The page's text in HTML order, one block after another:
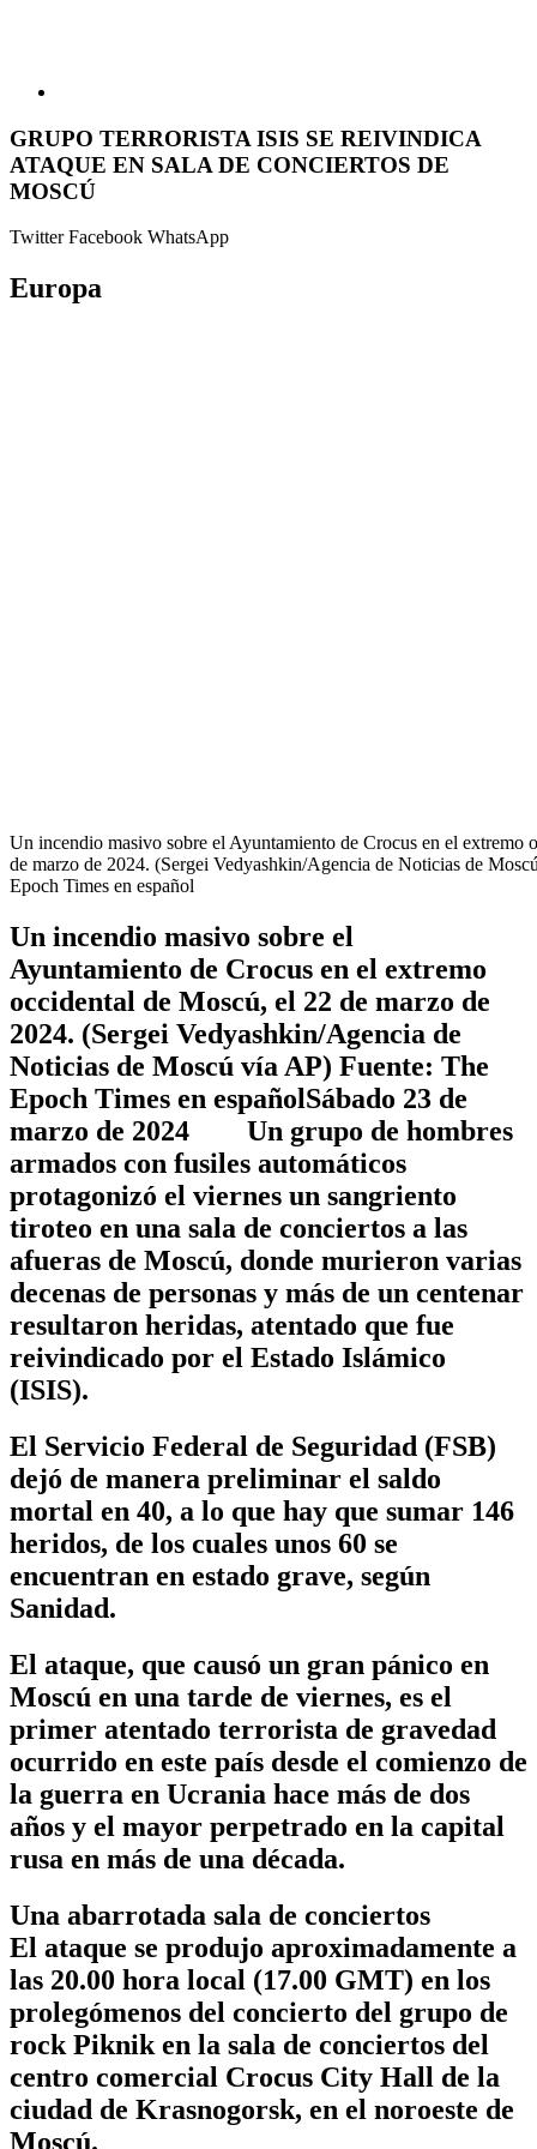
GRUPO TERRORISTA ISIS SE REIVINDICA
ATAQUE EN SALA DE CONCIERTOS DE
MOSCÚ
TwitterFacebook WhatsApp
Europa
Un incendio masivo sobre el Ayuntamiento de Crocus en el extremo
de marzo de 2024. (Sergei Vedyashkin/Agencia de Noticias de
Epoch Times en español
Un incendio masivo sobre el
Ayuntamiento de Crocus en el extremo
occidental de Moscú, el 22 de marzo de
2024. (Sergei Vedyashkin/Agencia de
Noticias de Moscú vía AP) Fuente: The
Epoch Times en españolSábado 23 de
marzo de 2024 Un grupo de hombres
armados con fusiles automáticos
protagonizó el viernes un sangriento
tiroteo en una sala de conciertos a las
afueras de Moscú, donde murieron varias
decenas de personas y más de un centenar
resultaron heridas, atentado que fue
reivindicado por el Estado Islámico
(ISIS).
El Servicio Federal de Seguridad (FSB)
dejó de manera preliminar el saldo
mortal en 40, a lo que hay que sumar 146
heridos, de los cuales unos 60 se
encuentran en estado grave, según
Sanidad.
El ataque, que causó un gran pánico en
Moscú en una tarde de viernes, es el
primer atentado terrorista de gravedad
ocurrido en este país desde el comienzo de
la guerra en Ucrania hace más de dos
años y el mayor perpetrado en la capital
rusa en más de una década.
Una abarrotada sala de conciertos
El ataque se produjo aproximadamente a
las 20.00 hora local (17.00 GMT) en los
prolegómenos del concierto del grupo de
rock Piknik en la sala de conciertos del
centro comercial Crocus City Hall de la
ciudad de Krasnogorsk, en el noroeste de
Moscú.